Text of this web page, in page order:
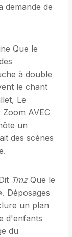
demande de
Que le
à double
le chant
Le
AVEC
un
des scènes
TmzQue le
Déposages
un plan
d'enfants
du